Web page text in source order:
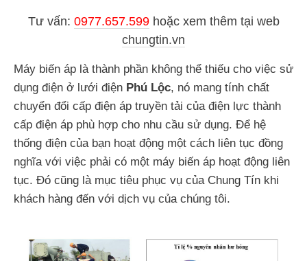
Tư vấn: 0977.657.599hoặc xem thêm tại web
chungtin.vn
Máy biến áp là thành phần không thể thiếu cho việc sử
dụng điện ở lưới điện Phú Lộc, nó mang tính chất
chuyển đổi cấp điện áp truyền tải của điện lực thành
cấp điện áp phù hợp cho nhu cầu sử dụng. Để hệ
thống điện của bạn hoạt động một cách liên tục đồng
nghĩa với việc phải có một máy biến áp hoạt động liên
tục. Đó cũng là mục tiêu phục vụ của Chung Tín khi
khách hàng đến với dịch vụ của chúng tôi.